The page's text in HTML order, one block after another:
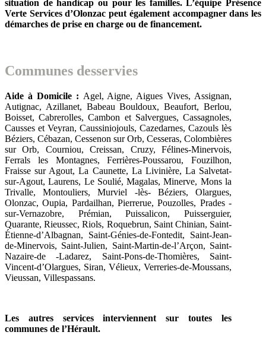
situation de handicap ou pour les familles.
L’équipe Présence
Verte Services d’Olonzac peut également accompagner dans les
démarches de prise en charge ou de financement.
Communes desservies
Aide à Domicile : Agel, Aigne, Aigues Vives, Assignan,
Autignac, Azillanet, Babeau Bouldoux, Beaufort, Berlou,
Boisset, Cabrerolles, Cambon et Salvergues, Cassagnoles,
Causses et Veyran, Caussiniojouls, Cazedarnes, Cazouls lès
Béziers, Cébazan, Cessenon sur Orb, Cesseras, Colombières
sur Orb, Courniou, Creissan, Cruzy, Félines-Minervois,
Ferrals les Montagnes, Ferrières-Poussarou, Fouzilhon,
Fraisse sur Agout, La Caunette, La Livinière, La Salvetat-
sur-Agout, Laurens, Le Soulié, Magalas, Minerve, Mons la
Trivalle, Montouliers, Murviel -lès- Béziers, Olargues,
Olonzac, Oupia, Pardailhan, Pierrerue, Pouzolles, Prades -
sur-Vernazobre, Prémian, Puissalicon, Puisserguier,
Quarante, Rieussec, Riols, Roquebrun, Saint Chinian, Saint-
Étienne-d’Albagnan, Saint-Génies-de-Fontedit, Saint-Jean-
de-Minervois, Saint-Julien, Saint-Martin-de-l’Arçon, Saint-
Nazaire-de -Ladarez, Saint-Pons-de-Thomières, Saint-
Vincent-d’Olargues, Siran, Vélieux, Verreries-de-Moussans,
Vieussan, Villespassans.
Les autres services interviennent sur toutes les
communes de l’Hérault.